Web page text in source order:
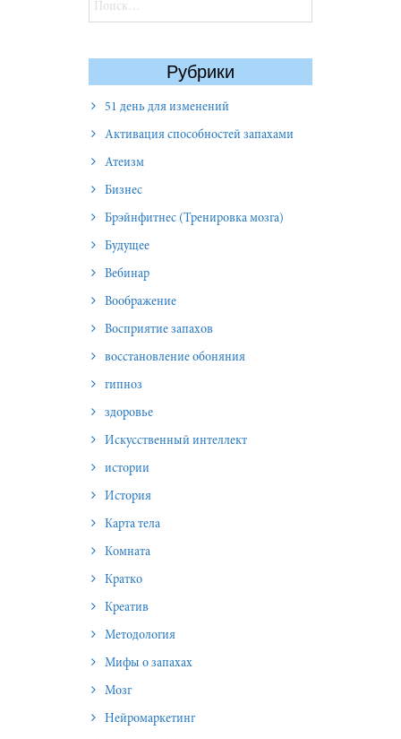
Рубрики
51 день для изменений
Активация способностей запахами
Атеизм
Бизнес
Брэйнфитнес (Тренировка мозга)
Будущее
Вебинар
Воображение
Восприятие запахов
восстановление обоняния
гипноз
здоровье
Искусственный интеллект
истории
История
Карта тела
Комната
Кратко
Креатив
Методология
Мифы о запахах
Мозг
Нейромаркетинг